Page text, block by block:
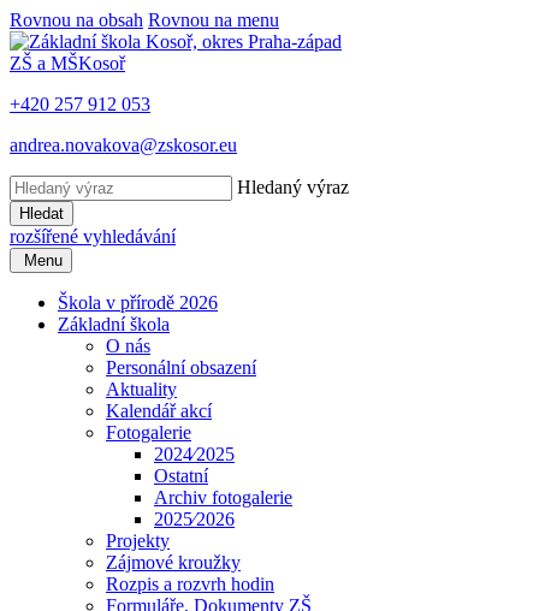
Rovnou na obsah Rovnou na menu
ZŠ a MŠKosoř
+420 257 912 053
andrea.novakova@zskosor.eu
Hledaný výraz
Hledat
rozšířené vyhledávání
Menu
Škola v přírodě 2026
Základní škola
O nás
Personální obsazení
Aktuality
Kalendář akcí
Fotogalerie
2024⁄2025
Ostatní
Archiv fotogalerie
2025⁄2026
Projekty
Zájmové kroužky
Rozpis a rozvrh hodin
Formuláře, Dokumenty ZŠ